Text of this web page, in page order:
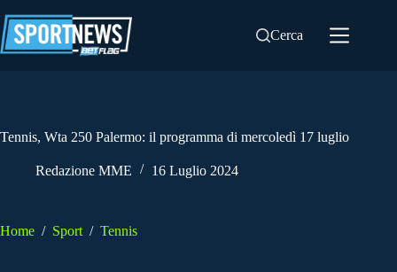
al
contenuto
Cerca
Tennis, Wta 250 Palermo: il programma di mercoledì 17 luglio
Redazione MME 16 Luglio 2024
Home / Sport / Tennis